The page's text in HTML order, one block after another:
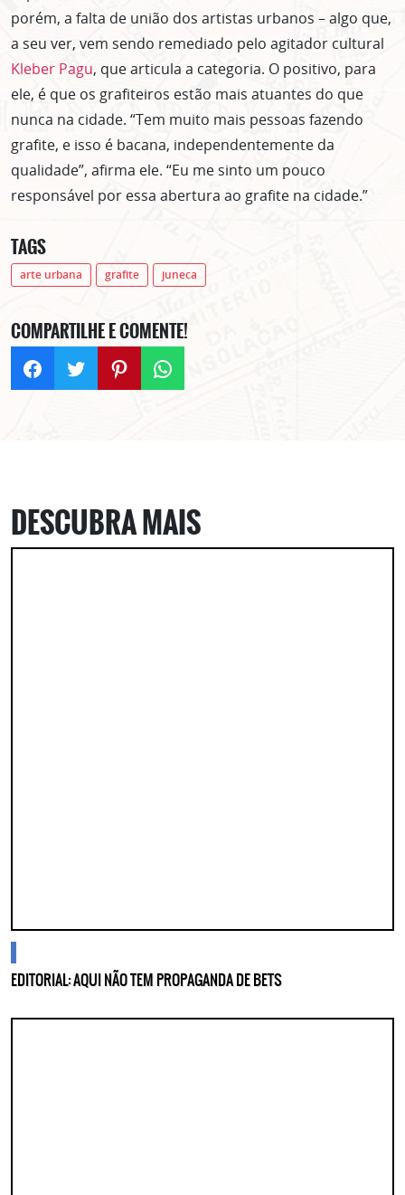
porém, a falta de união dos artistas urbanos – algo que,
a seu ver, vem sendo remediado pelo agitador cultural
Kleber Pagu, que articula a categoria. O positivo, para
ele, é que os grafiteiros estão mais atuantes do que
nunca na cidade. “Tem muito mais pessoas fazendo
grafite, e isso é bacana, independentemente da
qualidade”, afirma ele. “Eu me sinto um pouco
responsável por essa abertura ao grafite na cidade.”
TAGS
arte urbana grafite juneca
COMPARTILHE E COMENTE!
DESCUBRA MAIS
EDITORIAL: AQUI NÃO TEM PROPAGANDA DE BETS